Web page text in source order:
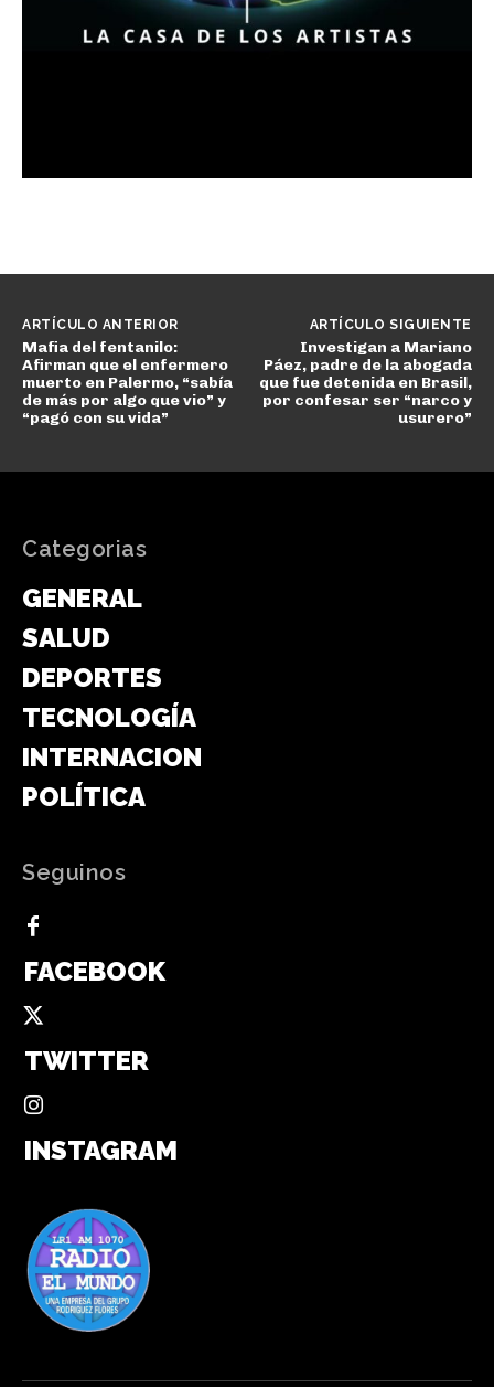
ARTÍCULO ANTERIOR
Mafia del fentanilo:
Afirman que el enfermero
muerto en Palermo, “sabía
de más por algo que vio” y
“pagó con su vida”
ARTÍCULO SIGUIENTE
Investigan a Mariano
Páez, padre de la abogada
que fue detenida en Brasil,
por confesar ser “narco y
usurero”
Categorias
GENERAL
SALUD
DEPORTES
TECNOLOGÍA
INTERNACIONAL
POLÍTICA
Seguinos
FACEBOOK
TWITTER
INSTAGRAM